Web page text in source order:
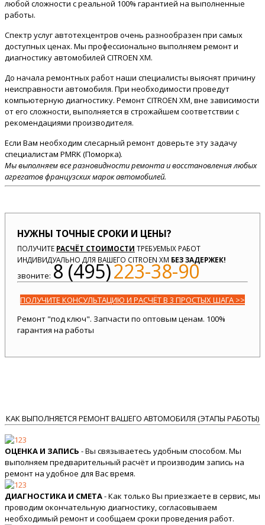
любой сложности с реальной 100% гарантией на выполненные
работы.
Спектр услуг автотехцентров очень разнообразен при самых
доступных ценах. Мы профессионально выполняем ремонт и
диагностику автомобилей CITROEN XM.
До начала ремонтных работ наши специалисты выяснят причину
неисправности автомобиля. При необходимости проведут
компьютерную диагностику. Ремонт CITROEN XM, вне зависимости
от его сложности, выполняется в строжайшем соответствии с
рекомендациями производителя.
Если Вам необходим слесарный ремонт доверьте эту задачу
специалистам PMRK (Поморка).
Мы выполняем все разновидности ремонта и восстановления любых
агрегатов французских марок автомобилей.
НУЖНЫ ТОЧНЫЕ СРОКИ И ЦЕНЫ?
ПОЛУЧИТЕ РАСЧЁТ СТОИМОСТИ ТРЕБУЕМЫХ РАБОТ
ИНДИВИДУАЛЬНО ДЛЯ ВАШЕГО CITROEN XM БЕЗ ЗАДЕРЖЕК!
звоните: 8 (495)223-38-90
ПОЛУЧИТЕ КОНСУЛЬТАЦИЮ И РАСЧЁТ В 3 ПРОСТЫХ ШАГА >>
Ремонт "под ключ". Запчасти по оптовым ценам. 100%
гарантия на работы
КАК ВЫПОЛНЯЕТСЯ РЕМОНТ ВАШЕГО АВТОМОБИЛЯ (ЭТАПЫ РАБОТЫ)
ОЦЕНКА И ЗАПИСЬ - Вы связываетесь удобным способом. Мы
выполняем предварительный расчёт и производим запись на
ремонт на удобное для Вас время.
ДИАГНОСТИКА И СМЕТА- Как только Вы приезжаете в сервис, мы
проводим окончательную диагностику, согласовываем
необходимый ремонт и сообщаем сроки проведения работ.